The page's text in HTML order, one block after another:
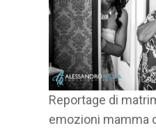
Reportage di
emozioni mamma